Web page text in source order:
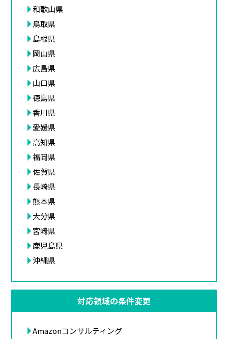
和歌山県
鳥取県
島根県
岡山県
広島県
山口県
徳島県
香川県
愛媛県
高知県
福岡県
佐賀県
長崎県
熊本県
大分県
宮崎県
鹿児島県
沖縄県
対応領域の条件変更
Amazonコンサルティング